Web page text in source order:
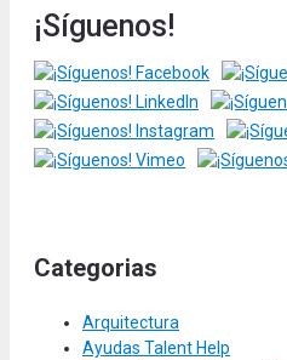
¡Síguenos!
Categorias
Arquitectura
Ayudas Talent Help